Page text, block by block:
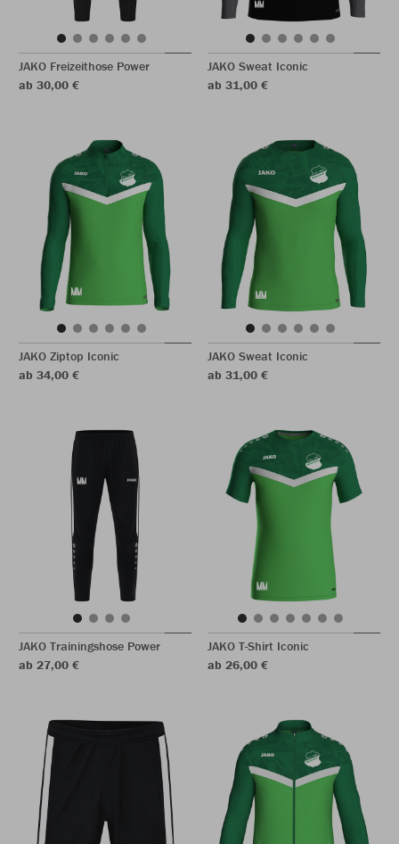
JAKO Freizeithose Power
ab 30,00 €
JAKO Sweat Iconic
ab 31,00 €
JAKO Ziptop Iconic
ab 34,00 €
JAKO Sweat Iconic
ab 31,00 €
JAKO Trainingshose Power
ab 27,00 €
JAKO T-Shirt Iconic
ab 26,00 €